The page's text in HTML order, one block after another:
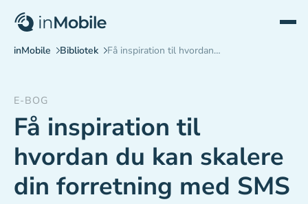
E-BOG
Få inspiration til
hvordan du kan skalere
din forretning med SMS